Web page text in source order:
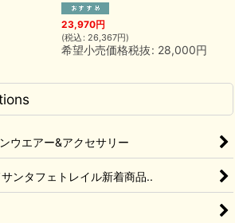
23,970円
(税込 : 26,367円)
希望小売価格税抜: 28,000円
ウエアー&アクセサリー
ンタフェトレイル新着商品..